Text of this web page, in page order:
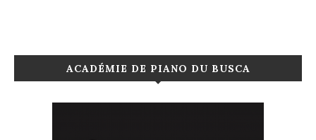
ACADÉMIE DE PIANO DU BUSCA